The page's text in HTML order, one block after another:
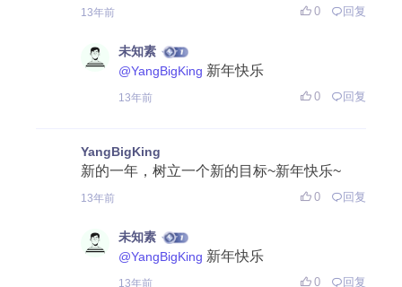
13年前 0 回复
未知素
@YangBigKing 新年快乐
13年前 0 回复
YangBigKing
新的一年，树立一个新的目标~新年快乐~
13年前 0 回复
未知素
@YangBigKing 新年快乐
13年前 0 回复